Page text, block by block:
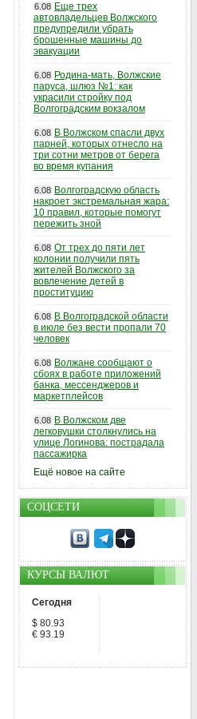
6.08 Еще трех
автовладельцев Волжского
предупредили убрать
брошенные машины до
эвакуации
6.08 Родина-мать, Волжские
паруса, шлюз №1: как
украсили стройку под
Волгоградским вокзалом
6.08 В Волжском спасли двух
парней, которых отнесло на
три сотни метров от берега
во время купания
6.08 Волгоградскую область
накроет экстремальная жара:
10 правил, которые помогут
пережить зной
6.08 От трех до пяти лет
колонии получили пять
жителей Волжского за
вовлечение детей в
проституцию
6.08 В Волгоградской области
в июле без вести пропали 70
человек
6.08 Волжане сообщают о
сбоях в работе приложений
банка, мессенджеров и
маркетплейсов
6.08 В Волжском две
легковушки столкнулись на
улице Логинова: пострадала
пассажирка
Ещё новое на сайте
СОЦСЕТИ
КУРСЫ ВАЛЮТ
Сегодня
$ 80.93
€ 93.19